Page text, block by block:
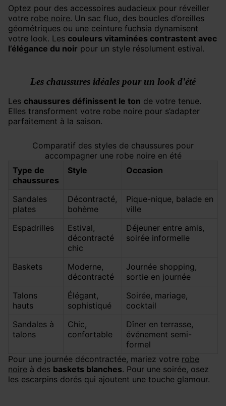
Optez pour des accessoires audacieux pour réveiller
votre robe noire. Un sac fluo, des boucles d’oreilles
géométriques ou une ceinture fuchsia dynamisent
votre look. Les couleurs vitaminées contrastent avec
l’élégance du noir pour un style résolument estival.
Les chaussures idéales pour un look d'été
Les chaussures définissent le ton de votre tenue.
Elles transforment votre robe noire pour s’adapter
parfaitement à la saison.
Comparatif des styles de chaussures pour
accompagner une robe noire en été
Type de
chaussures
Style Occasion
Sandales
plates
Décontracté,
bohème
Pique-nique, balade en
ville
Espadrilles
Estival,
décontracté
chic
Déjeuner entre amis,
soirée informelle
Baskets
Moderne,
décontracté
Journée shopping,
sortie en journée
Talons
hauts
Élégant,
sophistiqué
Soirée, mariage,
cocktail
Sandales à
talons
Chic,
confortable
Dîner en terrasse,
événement semi-
formel
Pour une journée décontractée, mariez votre robe
noire à des baskets blanches. Pour une soirée, osez
les escarpins dorés qui ajoutent une touche glamour.